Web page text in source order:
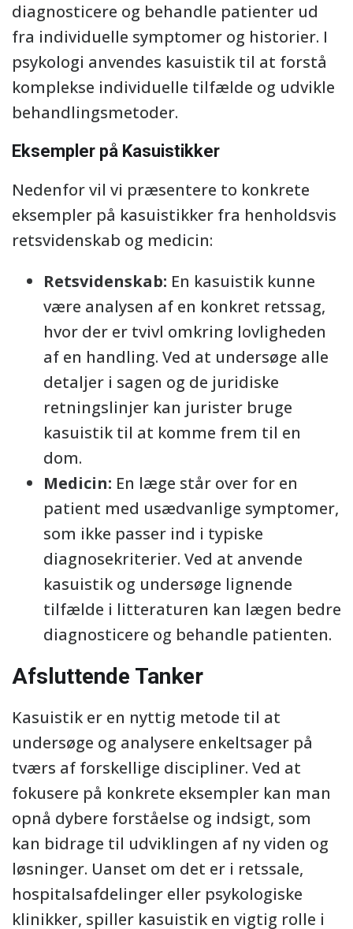
diagnosticere og behandle patienter ud
fra individuelle symptomer og historier. I
psykologi anvendes kasuistik til at forstå
komplekse individuelle tilfælde og udvikle
behandlingsmetoder.
Eksempler på Kasuistikker
Nedenfor vil vi præsentere to konkrete
eksempler på kasuistikker fra henholdsvis
retsvidenskab og medicin:
Retsvidenskab: En kasuistik kunne
være analysen af en konkret retssag,
hvor der er tvivl omkring lovligheden
af en handling. Ved at undersøge alle
detaljer i sagen og de juridiske
retningslinjer kan jurister bruge
kasuistik til at komme frem til en
dom.
Medicin: En læge står over for en
patient med usædvanlige symptomer,
som ikke passer ind i typiske
diagnosekriterier. Ved at anvende
kasuistik og undersøge lignende
tilfælde i litteraturen kan lægen bedre
diagnosticere og behandle patienten.
Afsluttende Tanker
Kasuistik er en nyttig metode til at
undersøge og analysere enkeltsager på
tværs af forskellige discipliner. Ved at
fokusere på konkrete eksempler kan man
opnå dybere forståelse og indsigt, som
kan bidrage til udviklingen af ny viden og
løsninger. Uanset om det er i retssale,
hospitalsafdelinger eller psykologiske
klinikker, spiller kasuistik en vigtig rolle i